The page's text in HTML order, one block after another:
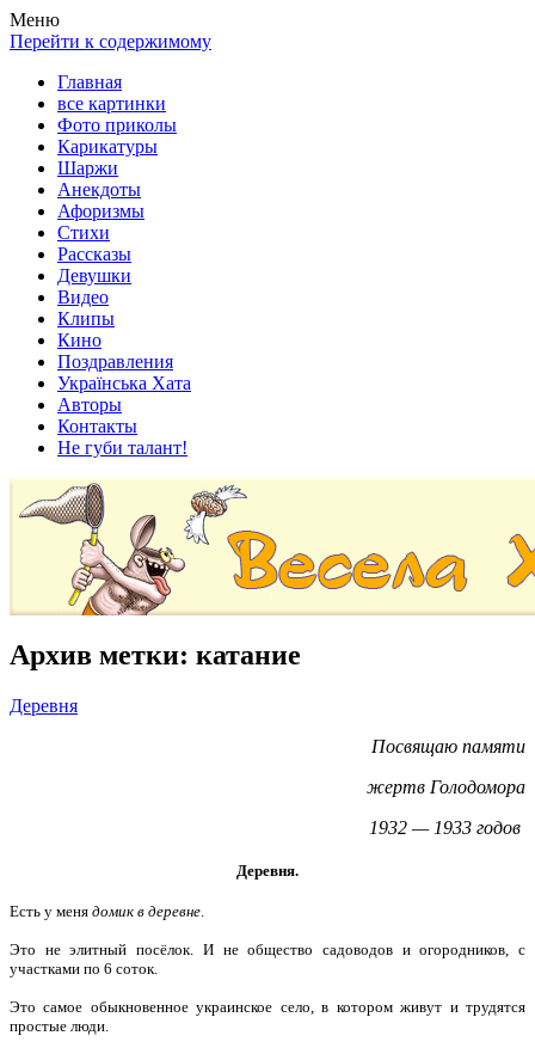
Весела хата — прикольные картинки, смешные истории,
клипы!
Покажем всем ваши фото приколы, карикатуры, шаржи, стихи,
рассказы, видео и песни!
Меню
Перейти к содержимому
Главная
все картинки
Фото приколы
Карикатуры
Шаржи
Анекдоты
Афоризмы
Стихи
Рассказы
Девушки
Видео
Клипы
Кино
Поздравления
Українська Хата
Авторы
Контакты
Не губи талант!
Архив метки: катание
Деревня
Посвящаю памяти
жертв Голодомора
1932 — 1933 годов
Деревня.
Есть у меня домик в деревне.
Это не элитный посёлок. И не общество садоводов и огородников, с
участками по 6 соток.
Это самое обыкновенное украинское село, в котором живут и трудятся
простые люди.